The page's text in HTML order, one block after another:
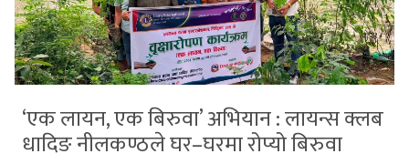
‘एक लायन, एक बिरुवा’ अभियान : लायन्स क्लब
धादिङ नीलकण्ठले घर–घरमा रोप्यो बिरुवा